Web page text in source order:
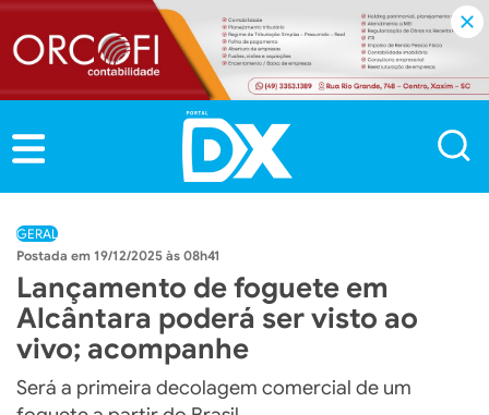
GERAL
19/12/2025 às 08h41
Lançamento de foguete em
Alcântara poderá ser visto ao
vivo; acompanhe
Será a primeira decolagem comercial de um